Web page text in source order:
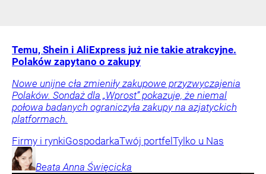
Temu, Shein i AliExpress już nie takie atrakcyjne.
Polaków zapytano o zakupy
Nowe unijne cła zmieniły zakupowe przyzwyczajenia
Polaków. Sondaż dla „Wprost” pokazuje, że niemal
połowa badanych ograniczyła zakupy na azjatyckich
platformach.
Firmy i rynkiGospodarkaTwój portfel Tylko u Nas
Beata Anna Święcicka